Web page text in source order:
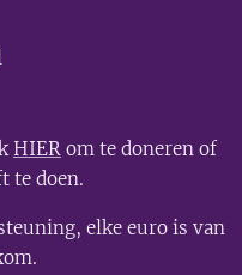
HIER om te doneren of
te doen.
elke euro is van